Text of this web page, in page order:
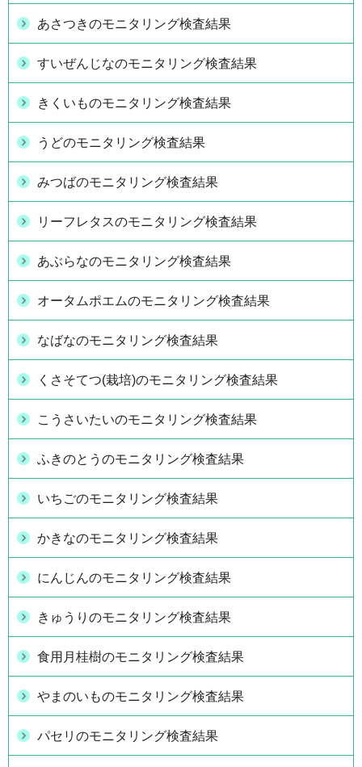
あさつきのモニタリング検査結果
すいぜんじなのモニタリング検査結果
きくいものモニタリング検査結果
うどのモニタリング検査結果
みつばのモニタリング検査結果
リーフレタスのモニタリング検査結果
あぶらなのモニタリング検査結果
オータムポエムのモニタリング検査結果
なばなのモニタリング検査結果
くさそてつ(栽培)のモニタリング検査結果
こうさいたいのモニタリング検査結果
ふきのとうのモニタリング検査結果
いちごのモニタリング検査結果
かきなのモニタリング検査結果
にんじんのモニタリング検査結果
きゅうりのモニタリング検査結果
食用月桂樹のモニタリング検査結果
やまのいものモニタリング検査結果
パセリのモニタリング検査結果